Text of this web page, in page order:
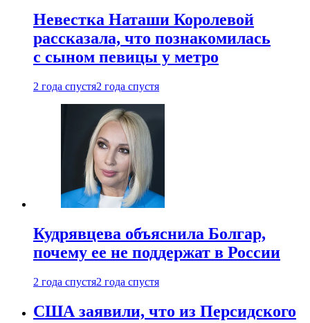
Невестка Наташи Королевой
рассказала, что познакомилась
с сыном певицы у метро
2 года спустя2 года спустя
Кудрявцева объяснила Болгар,
почему ее не поддержат в России
2 года спустя2 года спустя
США заявили, что из Персидского